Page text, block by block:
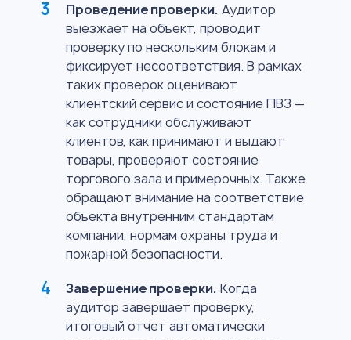
Проведение проверки. Аудитор
выезжает на объект, проводит
проверку по нескольким блокам и
фиксирует несоответствия. В рамках
таких проверок оценивают
клиентский сервис и состояние ПВЗ —
как сотрудники обслуживают
клиентов, как принимают и выдают
товары, проверяют состояние
торгового зала и примерочных. Также
обращают внимание на соответствие
объекта внутренним стандартам
компании, нормам охраны труда и
пожарной безопасности.
Завершение проверки. Когда
аудитор завершает проверку,
итоговый отчет автоматически